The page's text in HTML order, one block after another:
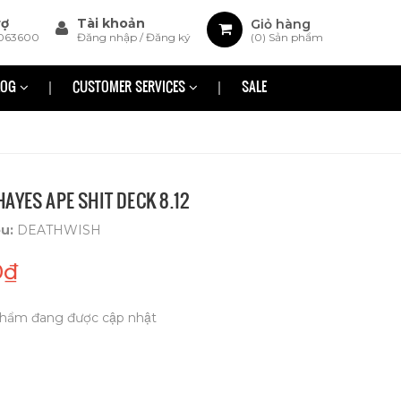
Giỏ hàng
(0) Sản phẩm
Tài khoản
Đăng nhập /Đăng ký
CUSTOMER SERVICES SALE
APE SHIT DECK 8.12
DEATHWISH
đang được cập nhật